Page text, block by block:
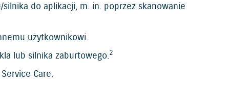
do aplikacji, m. in. poprzez skanowanie
użytkownikowi.
lub silnika zaburtowego.2
Care.